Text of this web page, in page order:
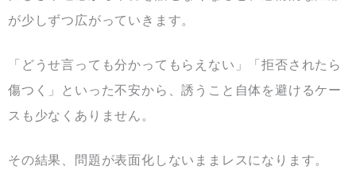
が少しずつ広がっていきます。
「どうせ言っても分かってもらえない」「拒否されたら
傷つく」といった不安から、誘うこと自体を避けるケー
スも少なくありません。
その結果、問題が表面化しないままレスになります。